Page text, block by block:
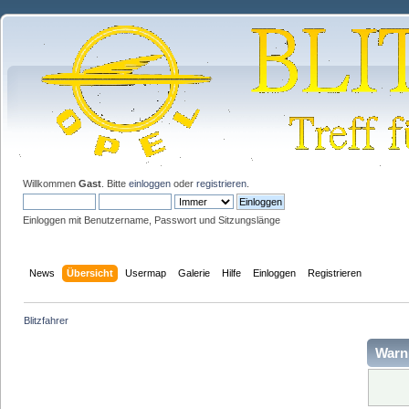
Willkommen Gast . Bitte einloggen oder registrieren
Einloggen mit Benutzername, Passwort und Sitzungslänge
News Übersicht Usermap Galerie Hilfe Einloggen Registrieren
Blitzfahrer